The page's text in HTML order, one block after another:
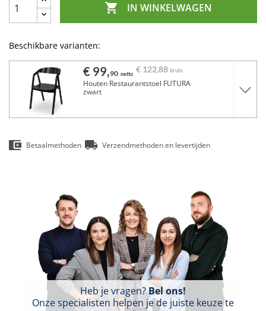
 IN WINKELWAGEN
Beschikbare varianten:
€ 99,90 netto € 122,88 bruto
Houten Restaurantstoel FUTURA
zwart
Betaalmethoden Verzendmethoden en levertijden
Heb je vragen?Bel ons!
Onze specialisten helpen je de juiste keuze te